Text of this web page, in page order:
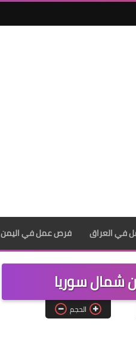
في العراق فرص عمل في اليمن
شمال سوريا
الحجم